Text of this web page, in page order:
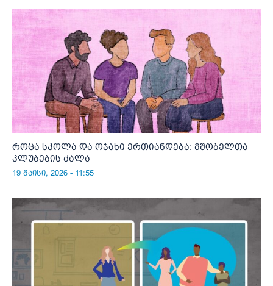
როცა სკოლა და ოჯახი ერთიანდება: მშობელთა
კლუბების ძალა
19 მაისი, 2026 - 11:55